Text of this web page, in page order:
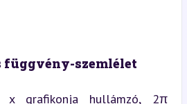
függvény-szemlélet
grafikonja hullámzó, 2π